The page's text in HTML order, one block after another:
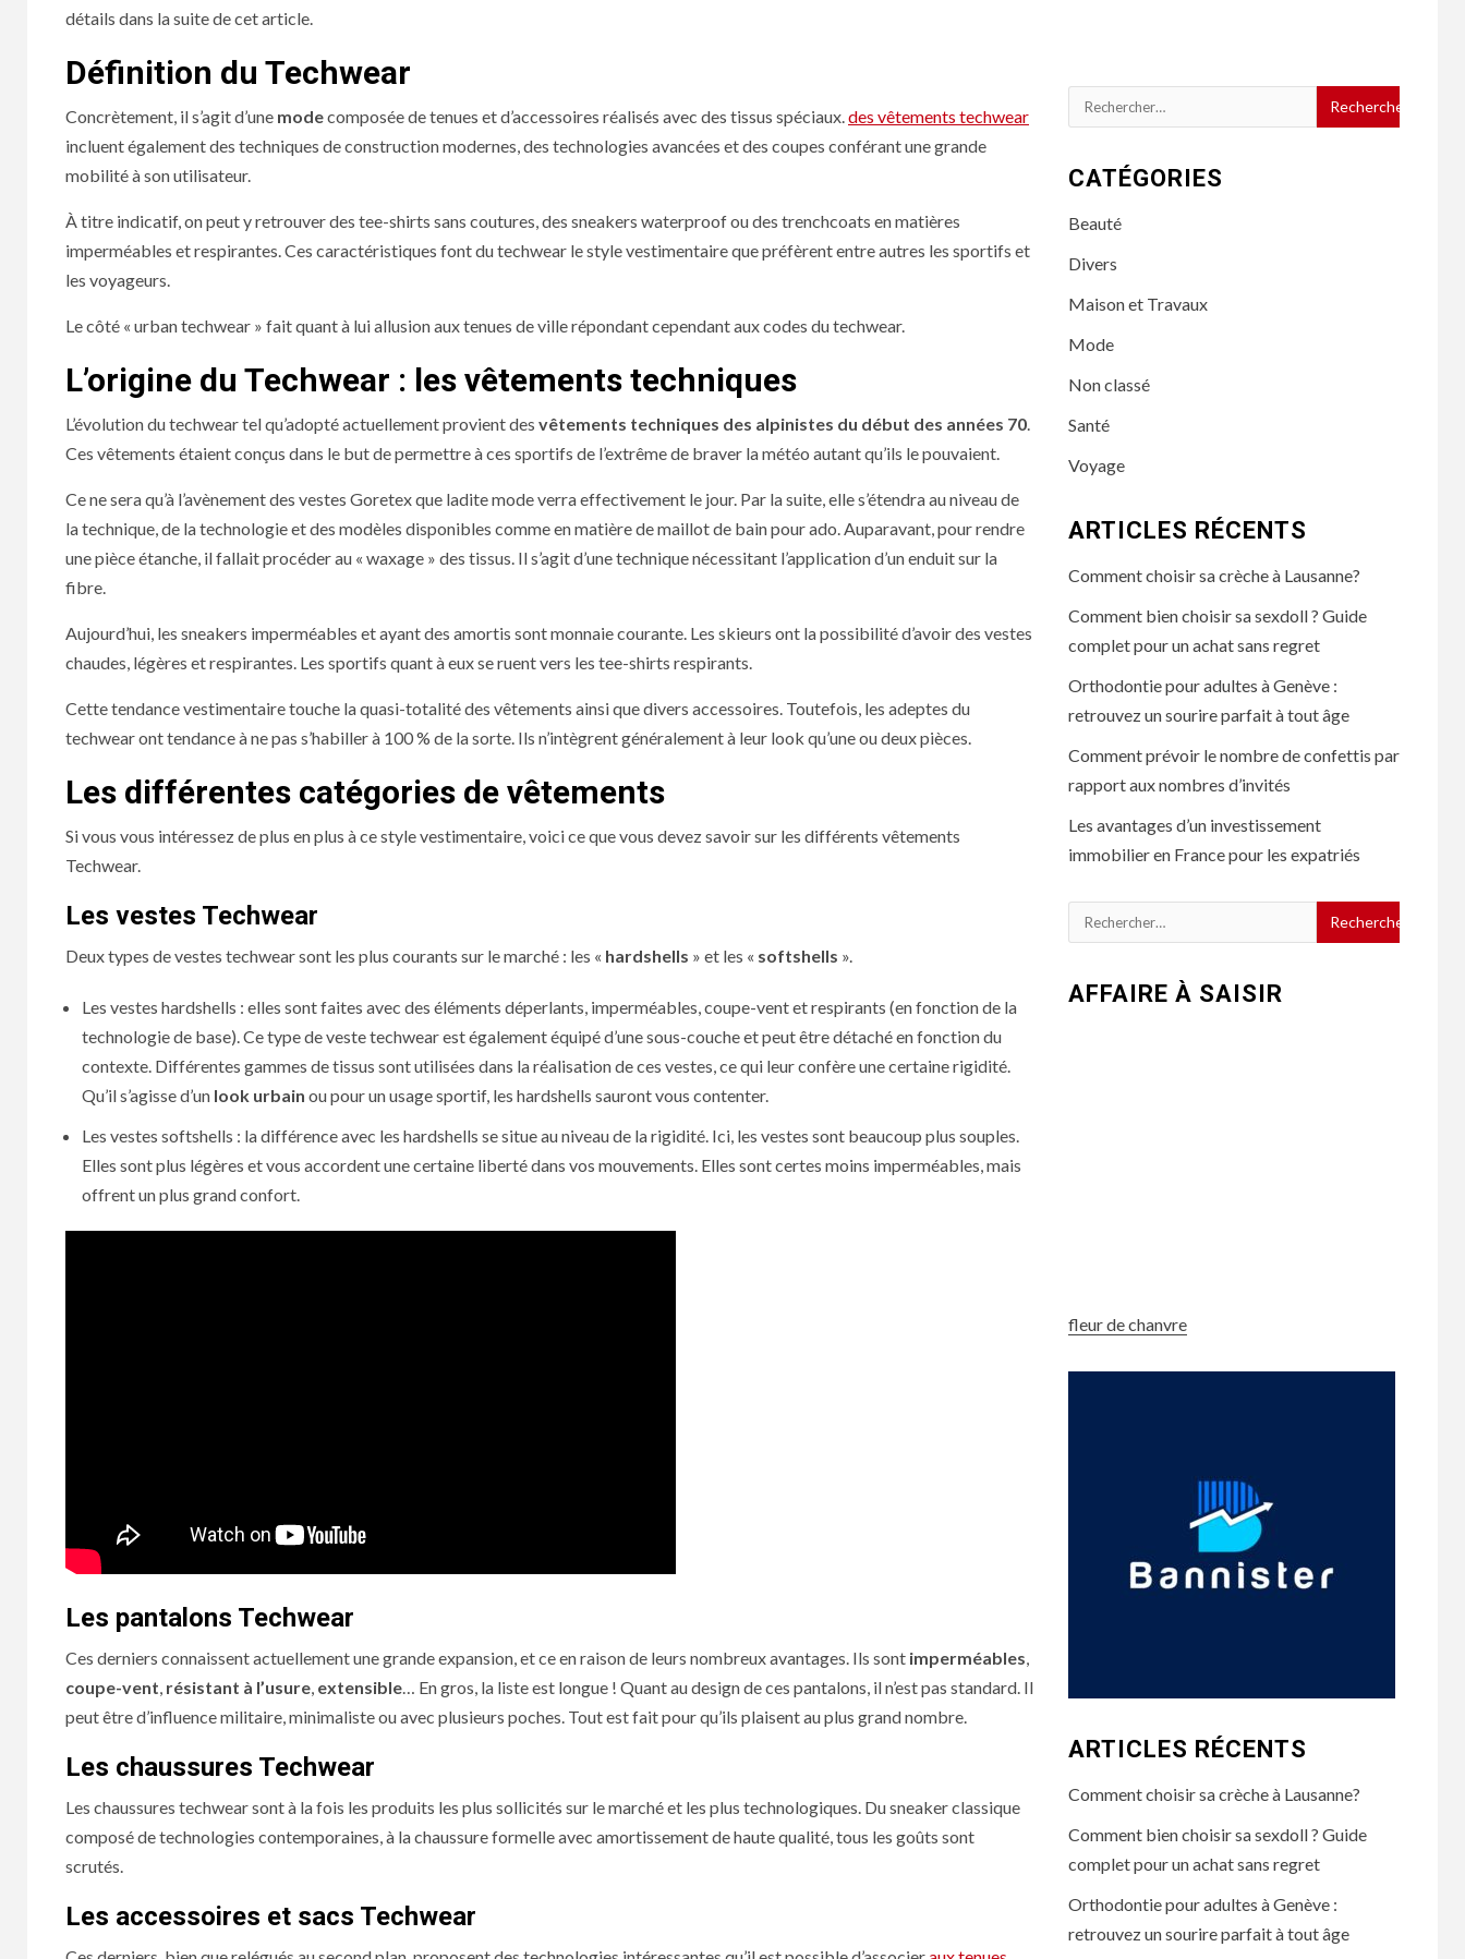
détails dans la suite de cet article.
Définition du Techwear
Concrètement, il s’agit d’une modecomposée de tenues et d’accessoires réalisés avec des tissus spéciaux.des vêtements techwear
incluent également des techniques de construction modernes, des technologies avancées et des coupes conférant une grande
mobilité à son utilisateur.
À titre indicatif, on peut y retrouver des tee-shirts sans coutures, des sneakers waterproof ou des trenchcoats en matières
imperméables et respirantes. Ces caractéristiques font du techwear le style vestimentaire que préfèrent entre autres les sportifs et
les voyageurs.
Le côté « urban techwear » fait quant à lui allusion aux tenues de ville répondant cependant aux codes du techwear.
L’origine du Techwear : les vêtements techniques
L’évolution du techwear tel qu’adopté actuellement provient des vêtements techniques des alpinistes du début des années 70.
Ces vêtements étaient conçus dans le but de permettre à ces sportifs de l’extrême de braver la météo autant qu’ils le pouvaient.
Ce ne sera qu’à l’avènement des vestes Goretex que ladite mode verra effectivement le jour. Par la suite, elle s’étendra au niveau de
la technique, de la technologie et des modèles disponibles comme en matière de maillot de bain pour ado. Auparavant, pour rendre
une pièce étanche, il fallait procéder au « waxage » des tissus. Il s’agit d’une technique nécessitant l’application d’un enduit sur la
fibre.
Aujourd’hui, les sneakers imperméables et ayant des amortis sont monnaie courante. Les skieurs ont la possibilité d’avoir des vestes
chaudes, légères et respirantes. Les sportifs quant à eux se ruent vers les tee-shirts respirants.
Cette tendance vestimentaire touche la quasi-totalité des vêtements ainsi que divers accessoires. Toutefois, les adeptes du
techwear ont tendance à ne pas s’habiller à 100 % de la sorte. Ils n’intègrent généralement à leur look qu’une ou deux pièces.
Les différentes catégories de vêtements
Si vous vous intéressez de plus en plus à ce style vestimentaire, voici ce que vous devez savoir sur les différents vêtements
Techwear.
Les vestes Techwear
Deux types de vestes techwear sont les plus courants sur le marché : les « hardshells » et les « softshells ».
Les vestes hardshells : elles sont faites avec des éléments déperlants, imperméables, coupe-vent et respirants (en fonction de la
technologie de base). Ce type de veste techwear est également équipé d’une sous-couche et peut être détaché en fonction du
contexte. Différentes gammes de tissus sont utilisées dans la réalisation de ces vestes, ce qui leur confère une certaine rigidité.
Qu’il s’agisse d’un look urbain ou pour un usage sportif, les hardshells sauront vous contenter.
Les vestes softshells : la différence avec les hardshells se situe au niveau de la rigidité. Ici, les vestes sont beaucoup plus souples.
Elles sont plus légères et vous accordent une certaine liberté dans vos mouvements. Elles sont certes moins imperméables, mais
offrent un plus grand confort.
Les pantalons Techwear
Ces derniers connaissent actuellement une grande expansion, et ce en raison de leurs nombreux avantages. Ils sont imperméables,
coupe-vent, résistant à l’usure, extensible… En gros, la liste est longue ! Quant au design de ces pantalons, il n’est pas standard. Il
peut être d’influence militaire, minimaliste ou avec plusieurs poches. Tout est fait pour qu’ils plaisent au plus grand nombre.
Les chaussures Techwear
Les chaussures techwear sont à la fois les produits les plus sollicités sur le marché et les plus technologiques. Du sneaker classique
composé de technologies contemporaines, à la chaussure formelle avec amortissement de haute qualité, tous les goûts sont
scrutés.
Les accessoires et sacs Techwear
Rechercher :
CATÉGORIES
Beauté
Divers
Maison et Travaux
Mode
Non classé
Santé
Voyage
ARTICLES RÉCENTS
Comment choisir sa crèche à Lausanne?
Comment bien choisir sa sexdoll ? Guide
complet pour un achat sans regret
Orthodontie pour adultes à Genève :
retrouvez un sourire parfait à tout âge
Comment prévoir le nombre de confettis par
rapport aux nombres d’invités
Les avantages d’un investissement
immobilier en France pour les expatriés
Rechercher :
AFFAIRE À SAISIR
fleur de chanvre
ARTICLES RÉCENTS
Comment choisir sa crèche à Lausanne?
Comment bien choisir sa sexdoll ? Guide
complet pour un achat sans regret
Orthodontie pour adultes à Genève :
retrouvez un sourire parfait à tout âge